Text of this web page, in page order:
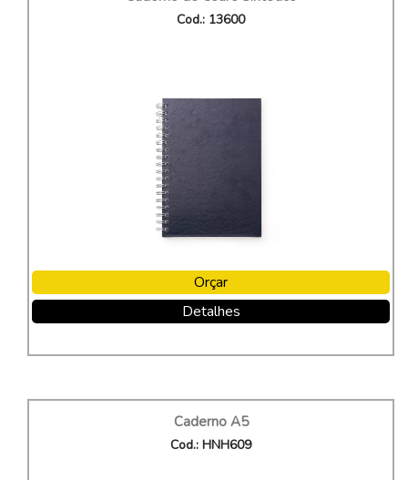
Cod.: 13600
Orçar
Detalhes
Caderno A5
Cod.: HNH609